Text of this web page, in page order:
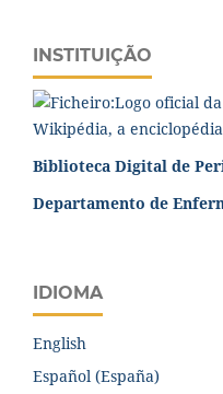
INSTITUIÇÃO
Biblioteca Digital de
Departamento de
IDIOMA
English
Español (España)